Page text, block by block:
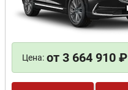
Цена: от 3 664 910 ₽